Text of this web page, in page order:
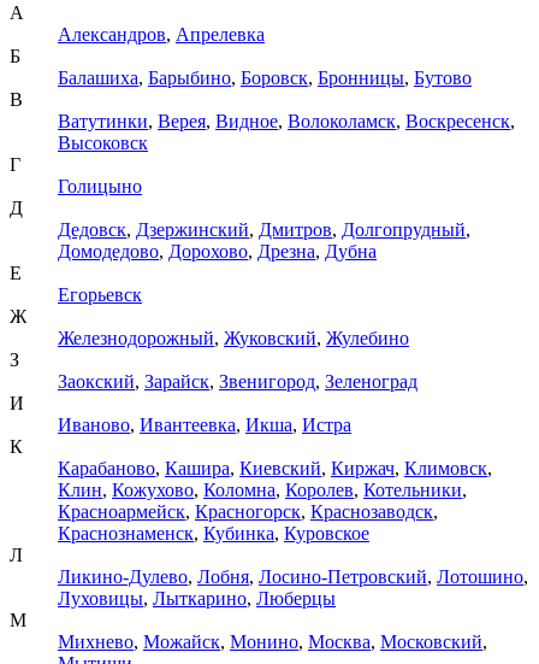
А
Александров, Апрелевка
Б
Балашиха, Барыбино, Боровск, Бронницы, Бутово
В
Ватутинки, Верея, Видное, Волоколамск, Воскресенск,
Высоковск
Г
Голицыно
Д
Дедовск, Дзержинский, Дмитров, Долгопрудный,
Домодедово, Дорохово, Дрезна, Дубна
Е
Егорьевск
Ж
Железнодорожный, Жуковский, Жулебино
З
Заокский, Зарайск, Звенигород, Зеленоград
И
Иваново, Ивантеевка, Икша, Истра
К
Карабаново, Кашира, Киевский, Киржач, Климовск,
Клин, Кожухово, Коломна, Королев, Котельники,
Красноармейск, Красногорск, Краснозаводск,
Краснознаменск, Кубинка, Куровское
Л
Ликино-Дулево, Лобня, Лосино-Петровский, Лотошино,
Луховицы, Лыткарино, Люберцы
М
Михнево, Можайск, Монино, Москва, Московский,